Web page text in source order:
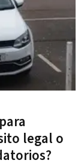
legal o